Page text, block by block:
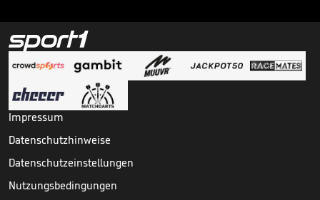
Impressum
Datenschutzhinweise
Datenschutzeinstellungen
Nutzungsbedingungen